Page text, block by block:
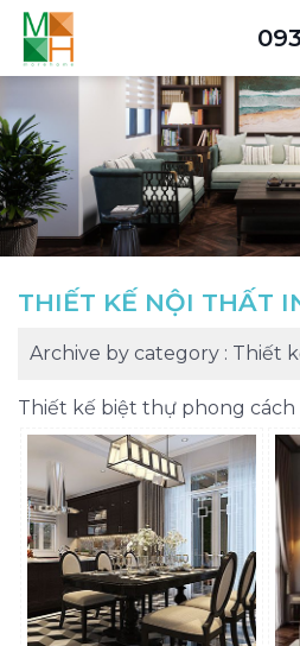
THIẾT KẾ NỘI THẤT
Archive by category : Thiết
Thiết kế biệt thự phong cách